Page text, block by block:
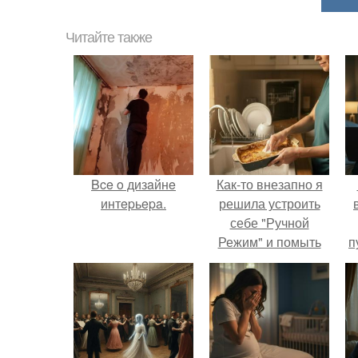
Читайте также
Bce o дизaйнe
интepьepa.
Как-то внезапно я
решила устроить
себе "Ручной
Режим" и помыть
посуду без помощи
техники.